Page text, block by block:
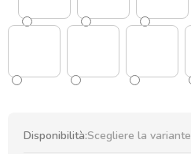
Disponibilità:Scegliere la variante